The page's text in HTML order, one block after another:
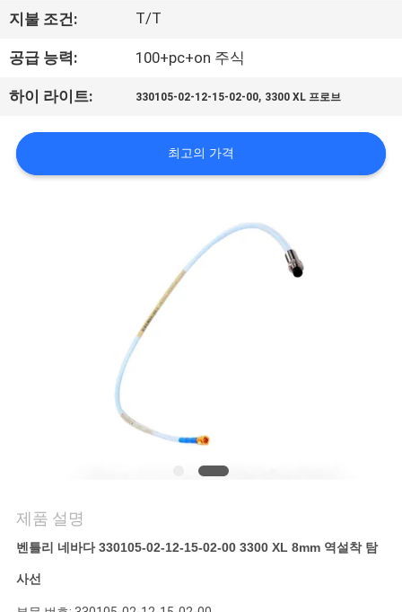
장
투
어
품
뉴
스
지불 조건: T/T
공급 능력: 100+pc+on 주식
하이 라이트: 330105-02-12-15-02-00, 3300 XL 프로브
최고의 가격
제품 설명
벤틀리 네바다 330105-02-12-15-02-00 3300 XL 8mm 역설착 탐
사선